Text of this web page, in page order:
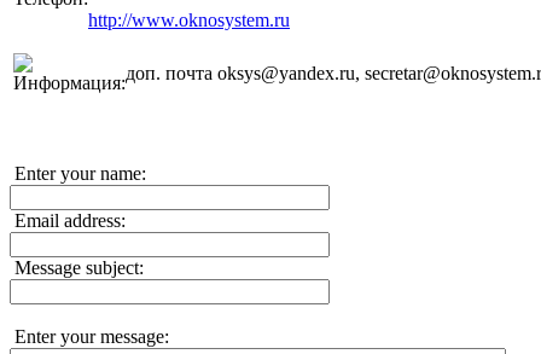
http://www.oknosystem.ru
доп. почта oksys@yandex.ru,
Enter your name:
Email address:
Message subject:
Enter your message: